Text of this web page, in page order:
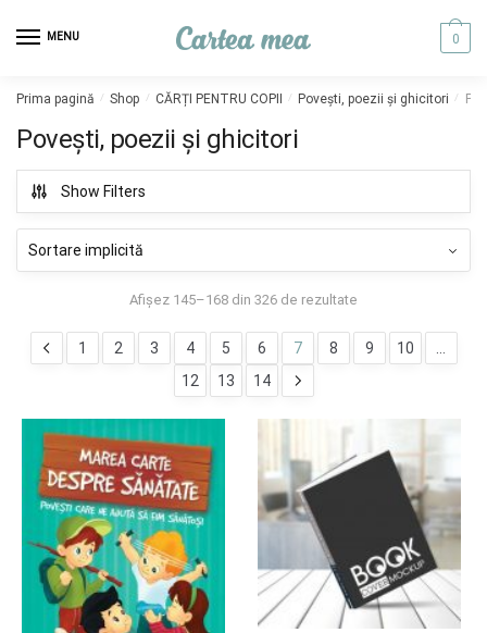
MENU 0
Prima pagină / Shop / CĂRȚI PENTRU COPII / Poveşti, poezii şi ghicitori /
Poveşti, poezii şi ghicitori
Show Filters
Afișez 145–168 din 326 de rezultate
1 2 3 4 5 6 7 8 9 10
12
13 14